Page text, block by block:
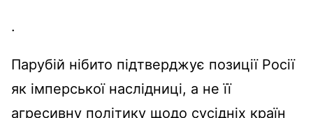
.
Парубій нібито підтверджує позиції Росії
як імперської наслідниці, а неїї
агресивну політику щодо сусідніх країн